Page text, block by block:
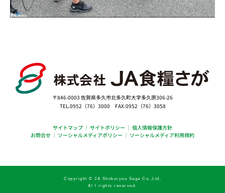
〒846-0003 佐賀県多久市北多久町大字多久原306-26
TEL.0952（76）3000 FAX.0952（76）3058
サイトマップ ｜ サイトポリシー ｜ 個人情報保護方針
お問合せ ｜ ソーシャルメディアポリシー ｜ ソーシャルメディア利用規約
Copyright © JA Shokuryou Saga Co.,Ltd.
Al l rights reserved.